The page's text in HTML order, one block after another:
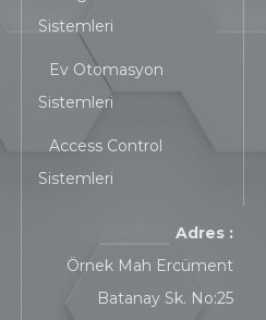
Sistemleri
Ev Otomasyon
Sistemleri
Access Control
Sistemleri
Adres :
Örnek Mah Ercüment
Batanay Sk. No:25